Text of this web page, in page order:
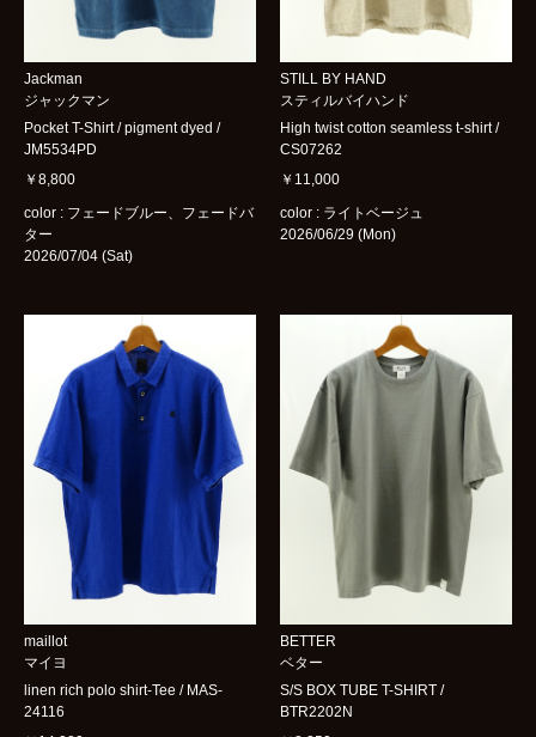
Jackman
ジャックマン
Pocket T-Shirt / pigment dyed /
JM5534PD
￥8,800
color : フェードブルー、フェードバ
ター
2026/07/04 (Sat)
STILL BY HAND
スティルバイハンド
High twist cotton seamless t-shirt /
CS07262
￥11,000
color : ライトベージュ
2026/06/29 (Mon)
maillot
マイヨ
linen rich polo shirt-Tee / MAS-
24116
BETTER
ベター
S/S BOX TUBE T-SHIRT /
BTR2202N